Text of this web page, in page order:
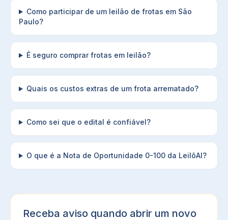
Como participar de um leilão de frotas em São
Paulo?
É seguro comprar frotas em leilão?
Quais os custos extras de um frota arrematado?
Como sei que o edital é confiável?
O que é a Nota de Oportunidade 0-100 da LeilôAI?
Receba aviso quando abrir um novo